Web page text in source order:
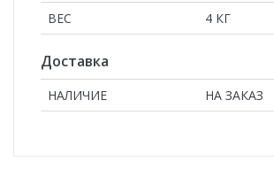
ВЕС 4 КГ
Доставка
НАЛИЧИЕ НА ЗАКАЗ